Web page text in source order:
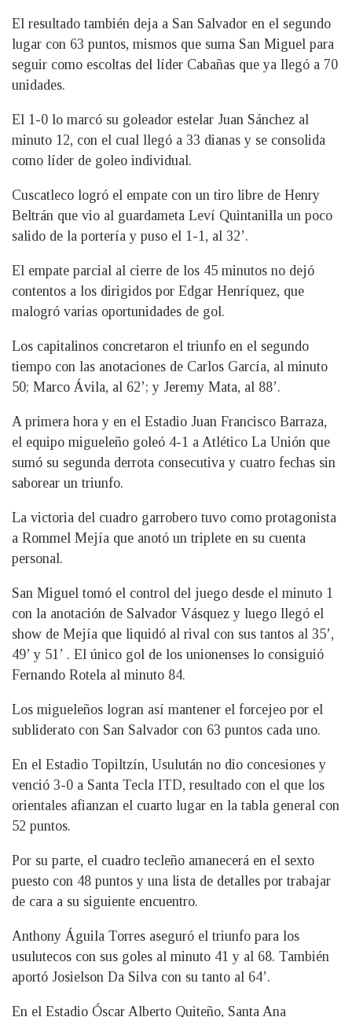
El resultado también deja a San Salvador en el segundo
lugar con 63 puntos, mismos que suma San Miguel para
seguir como escoltas del líder Cabañas que ya llegó a 70
unidades.
El 1-0 lo marcó su goleador estelar Juan Sánchez al
minuto 12, con el cual llegó a 33 dianas y se consolida
como líder de goleo individual.
Cuscatleco logró el empate con un tiro libre de Henry
Beltrán que vio al guardameta Leví Quintanilla un poco
salido de la portería y puso el 1-1, al 32’.
El empate parcial al cierre de los 45 minutos no dejó
contentos a los dirigidos por Edgar Henríquez, que
malogró varias oportunidades de gol.
Los capitalinos concretaron el triunfo en el segundo
tiempo con las anotaciones de Carlos García, al minuto
50; Marco Ávila, al 62’; y Jeremy Mata, al 88’.
A primera hora y en el Estadio Juan Francisco Barraza,
el equipo migueleño goleó 4-1 a Atlético La Unión que
sumó su segunda derrota consecutiva y cuatro fechas sin
saborear un triunfo.
La victoria del cuadro garrobero tuvo como protagonista
a Rommel Mejía que anotó un triplete en su cuenta
personal.
San Miguel tomó el control del juego desde el minuto 1
con la anotación de Salvador Vásquez y luego llegó el
show de Mejía que liquidó al rival con sus tantos al 35’,
49’ y 51’ . El único gol de los unionenses lo consiguió
Fernando Rotela al minuto 84.
Los migueleños logran así mantener el forcejeo por el
subliderato con San Salvador con 63 puntos cada uno.
En el Estadio Topiltzín, Usulután no dio concesiones y
venció 3-0 a Santa Tecla ITD, resultado con el que los
orientales afianzan el cuarto lugar en la tabla general con
52 puntos.
Por su parte, el cuadro tecleño amanecerá en el sexto
puesto con 48 puntos y una lista de detalles por trabajar
de cara a su siguiente encuentro.
Anthony Águila Torres aseguró el triunfo para los
usulutecos con sus goles al minuto 41 y al 68. También
aportó Josielson Da Silva con su tanto al 64’.
En el Estadio Óscar Alberto Quiteño, Santa Ana